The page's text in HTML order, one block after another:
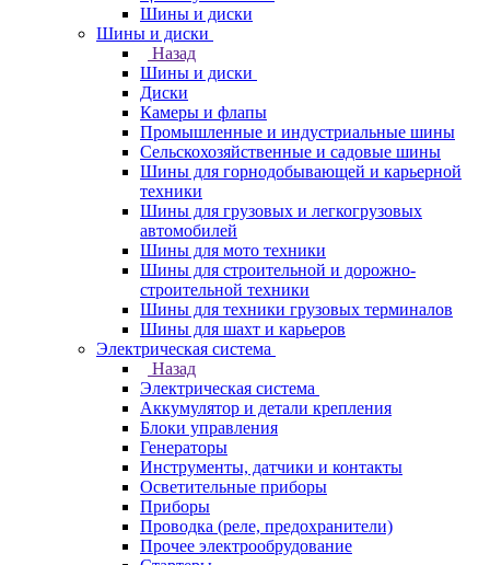
Шины и диски
Шины и диски
Назад
Шины и диски
Диски
Камеры и флапы
Промышленные и индустриальные шины
Сельскохозяйственные и садовые шины
Шины для горнодобывающей и карьерной
техники
Шины для грузовых и легкогрузовых
автомобилей
Шины для мото техники
Шины для строительной и дорожно-
строительной техники
Шины для техники грузовых терминалов
Шины для шахт и карьеров
Электрическая система
Назад
Электрическая система
Аккумулятор и детали крепления
Блоки управления
Генераторы
Инструменты, датчики и контакты
Осветительные приборы
Приборы
Проводка (реле, предохранители)
Прочее электрообрудование